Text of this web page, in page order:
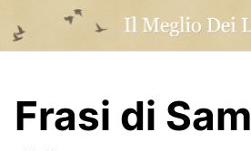
content
Frasi di Sam